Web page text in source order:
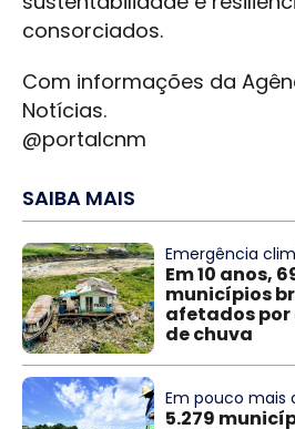
consorciados.
Com informações da
Notícias.
@portalcnm
SAIBA MAIS
Emergência
Em 10 anos,
municípios
afetados por
de chuva
Em pouco mais
5.279